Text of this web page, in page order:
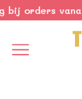
orders vanaf